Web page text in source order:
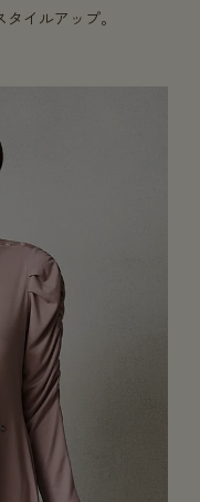
イルアップ。